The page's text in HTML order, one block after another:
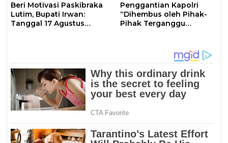
Beri Motivasi Paskibraka
Lutim, Bupati Irwan:
Tanggal 17 Agustus
Penggantian Kapolri
“Dihembus oleh Pihak-
Pihak Terganggu